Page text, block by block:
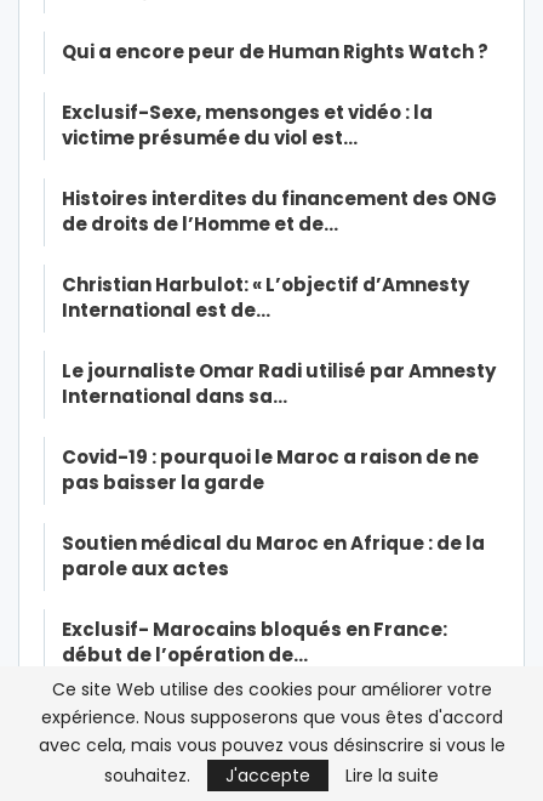
Qui a encore peur de Human Rights Watch ?
Exclusif-Sexe, mensonges et vidéo : la
victime présumée du viol est…
Histoires interdites du financement des ONG
de droits de l’Homme et de…
Christian Harbulot: « L’objectif d’Amnesty
International est de…
Le journaliste Omar Radi utilisé par Amnesty
International dans sa…
Covid-19 : pourquoi le Maroc a raison de ne
pas baisser la garde
Soutien médical du Maroc en Afrique : de la
parole aux actes
Exclusif- Marocains bloqués en France:
début de l’opération de…
Exclusif-Ramid dans la tourmente: une
source à la CNSS affirme à…
Ce site Web utilise des cookies pour améliorer votre
expérience. Nous supposerons que vous êtes d'accord
avec cela, mais vous pouvez vous désinscrire si vous le
souhaitez.
J'accepte Lire la suite